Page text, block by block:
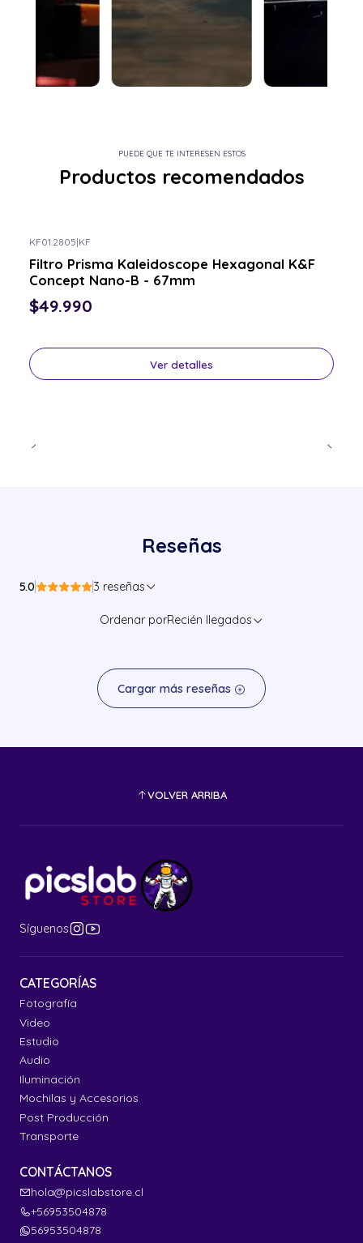
PUEDE QUE TE INTERESEN ESTOS
Productos recomendados
KF01.2805|KF
Filtro Prisma Kaleidoscope Hexagonal K&F
Concept Nano-B - 67mm
$49.990
Ver detalles
Reseñas
5.0 3 reseñas
Ordenar porRecién llegados
Cargar más reseñas
VOLVER ARRIBA
Síguenos
CATEGORÍAS
Fotografía
Video
Estudio
Audio
Iluminación
Mochilas y Accesorios
Post Producción
Transporte
CONTÁCTANOS
hola@picslabstore.cl
+56953504878
56953504878